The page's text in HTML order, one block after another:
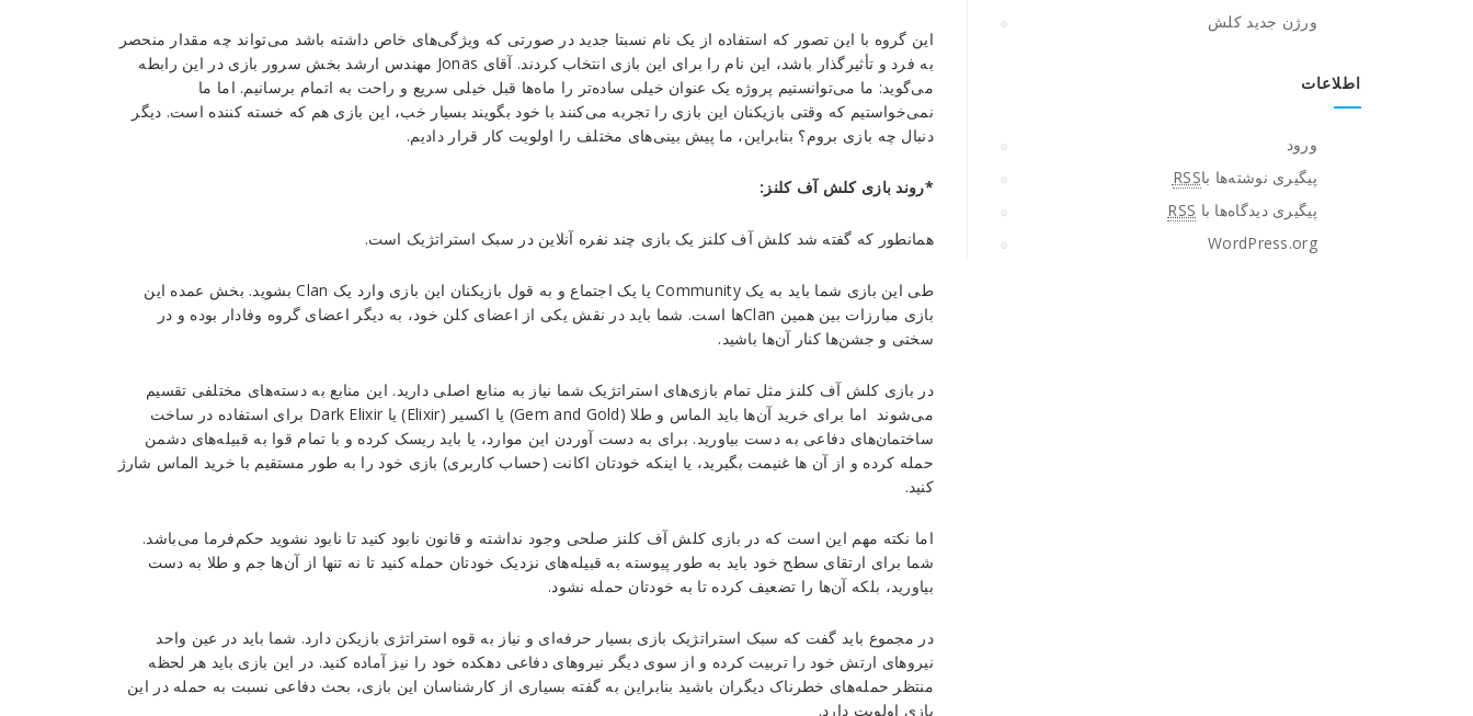
این گروه با این تصور که استفاده از یک نام نسبتا جدید در صورتی که ویژگی‌های خاص داشته باشد می‌تواند چه مقدار منحصر
به فرد و تأثیرگذار باشد، این نام را برای این بازی انتخاب کردند. آقای Jonas مهندس ارشد بخش سرور بازی در این رابطه
می‌گوید: ما می‌توانستیم پروژه یک عنوان خیلی ساده‌تر را ماه‌ها قبل خیلی سریع و راحت به اتمام برسانیم. اما ما
نمی‌خواستیم که وقتی بازیکنان این بازی را تجربه می‌کنند با خود بگویند بسیار خب، این بازی هم که خسته کننده است. دیگر
دنبال چه بازی بروم؟ بنابراین، ما پیش بینی‌های مختلف را اولویت کار قرار دادیم.
*روند بازی کلش آف کلنز:
همانطور که گفته شد کلش آف کلنز یک بازی چند نفره آنلاین در سبک استراتژیک است.
طی این بازی شما باید به یک Community یا یک اجتماع و به قول بازیکنان این بازی وارد یک Clan بشوید. بخش عمده این
بازی مبارزات بین همین Clanها است. شما باید در نقش یکی از اعضای کلن خود، به دیگر اعضای گروه وفادار بوده و در
سختی و جشن‌ها کنار آن‌ها باشید.
در بازی کلش آف کلنز مثل تمام بازی‌های استراتژیک شما نیاز به منابع اصلی دارید. این منابع به دسته‌های مختلفی تقسیم
می‌شوند اما برای خرید آن‌ها باید الماس و طلا (Gem and Gold) یا اکسیر (Elixir) یا Dark Elixir برای استفاده در ساخت
ساختمان‌های دفاعی به دست بیاورید. برای به دست آوردن این موارد، یا باید ریسک کرده و با تمام قوا به قبیله‌های دشمن
حمله کرده و از آن ها غنیمت بگیرید، یا اینکه خودتان اکانت (حساب کاربری) بازی خود را به طور مستقیم با خرید الماس شارژ
کنید.
اما نکته مهم این است که در بازی کلش آف کلنز صلحی وجود نداشته و قانون نابود کنید تا نابود نشوید حکم‌فرما می‌باشد.
شما برای ارتقای سطح خود باید به طور پیوسته به قبیله‌های نزدیک خودتان حمله کنید تا نه تنها از آن‌ها جم و طلا به دست
بیاورید، بلکه آن‌ها را تضعیف کرده تا به خودتان حمله نشود.
در مجموع باید گفت که سبک استراتژیک بازی بسیار حرفه‌ای و نیاز به قوه استراتژی بازیکن دارد. شما باید در عین واحد
نیروهای ارتش خود را تربیت کرده و از سوی دیگر نیروهای دفاعی دهکده خود را نیز آماده کنید. در این بازی باید هر لحظه
منتظر حمله‌های خطرناک دیگران باشید بنابراین به گفته بسیاری از کارشناسان این بازی، بحث دفاعی نسبت به حمله در این
بازی اولویت دارد.
ورژن جدید کلش
اطلاعات
ورود
پیگیری نوشته‌ها باRSS
پیگیری دیدگاه‌ها با RSS
WordPress.org